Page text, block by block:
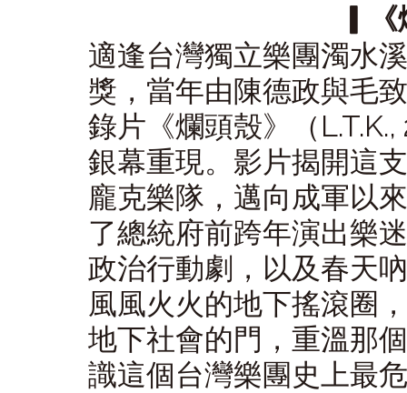
▎
適逢台灣獨立樂團濁水
獎，當年由陳德政與毛
錄片《爛頭殼》（
銀幕重現。影片揭開這
龐克樂隊，邁向成軍以
了總統府前跨年演出樂
政治行動劇，以及春天
風風火火的地下搖滾圈
地下社會的門，重溫那
識這個台灣樂團史上最